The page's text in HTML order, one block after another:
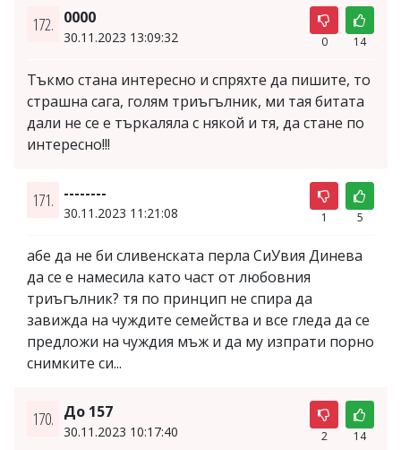
172. 0000
30.11.2023 13:09:32 0 14
Тъкмо стана интересно и спряхте да пишите, то
страшна сага, голям триъгълник, ми тая битата
дали не се е търкаляла с някой и тя, да стане по
интересно!!!
171. --------
30.11.2023 11:21:08 1 5
абе да не би сливенската перла СиУвия Динева
да се е намесила като част от любовния
триъгълник? тя по принцип не спира да
завижда на чуждите семейства и все гледа да се
предложи на чуждия мъж и да му изпрати порно
снимките си...
170. До 157
30.11.2023 10:17:40 2 14